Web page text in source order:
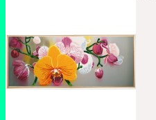
155.00грн.